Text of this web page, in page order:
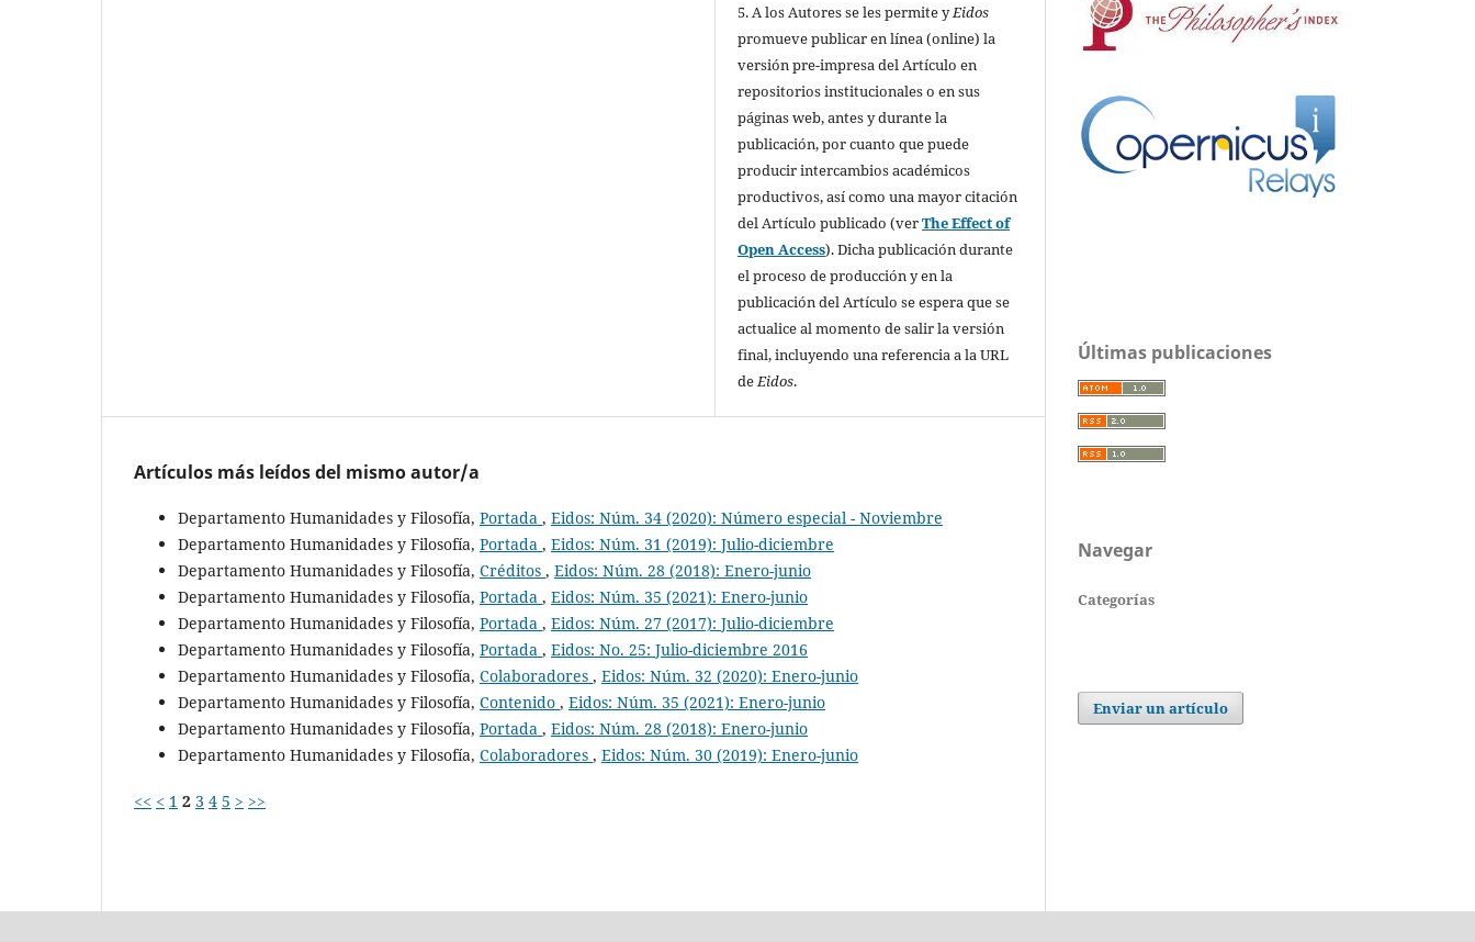
5. A los Autores se les permite yEidos
promueve publicar en línea (online) la
versión pre-impresa del Artículo en
repositorios institucionales o en sus
páginas web, antes y durante la
publicación, por cuanto que puede
producir intercambios académicos
productivos, así como una mayor citación
del Artículo publicado (verThe Effect of
Open Access). Dicha publicación durante
el proceso de producción y en la
publicación del Artículo se espera que se
actualice al momento de salir la versión
final, incluyendo una referencia a la URL
deEidos.
Artículos más leídos del mismo autor/a
Departamento Humanidades y Filosofía, Portada , Eidos: Núm. 34 (2020): Número especial - Noviembre
Departamento Humanidades y Filosofía, Portada , Eidos: Núm. 31 (2019): Julio-diciembre
Departamento Humanidades y Filosofía, Créditos , Eidos: Núm. 28 (2018): Enero-junio
Departamento Humanidades y Filosofía, Portada , Eidos: Núm. 35 (2021): Enero-junio
Departamento Humanidades y Filosofía, Portada , Eidos: Núm. 27 (2017): Julio-diciembre
Departamento Humanidades y Filosofía, Portada , Eidos: No. 25: Julio-diciembre 2016
Departamento Humanidades y Filosofía, Colaboradores , Eidos: Núm. 32 (2020): Enero-junio
Departamento Humanidades y Filosofía, Contenido , Eidos: Núm. 35 (2021): Enero-junio
Departamento Humanidades y Filosofía, Portada , Eidos: Núm. 28 (2018): Enero-junio
Departamento Humanidades y Filosofía, Colaboradores , Eidos: Núm. 30 (2019): Enero-junio
<< < 1 2 3 4 5 > >>
Últimas publicaciones
Navegar
Categorías
Enviar un artículo